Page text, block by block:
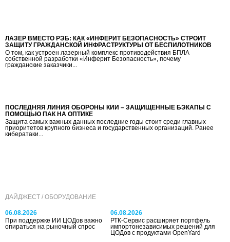
ЛАЗЕР ВМЕСТО РЭБ: КАК «ИНФЕРИТ БЕЗОПАСНОСТЬ» СТРОИТ
ЗАЩИТУ ГРАЖДАНСКОЙ ИНФРАСТРУКТУРЫ ОТ БЕСПИЛОТНИКОВ
О том, как устроен лазерный комплекс противодействия БПЛА
собственной разработки «Инферит Безопасность», почему
гражданские заказчики...
ПОСЛЕДНЯЯ ЛИНИЯ ОБОРОНЫ КИИ – ЗАЩИЩЕННЫЕ БЭКАПЫ С
ПОМОЩЬЮ ПАК НА ОПТИКЕ
Защита самых важных данных последние годы стоит среди главных
приоритетов крупного бизнеса и государственных организаций. Ранее
кибератаки...
ДАЙДЖЕСТ / ОБОРУДОВАНИЕ
06.08.2026
При поддержке ИИ ЦОДов важно
опираться на рыночный спрос
06.08.2026
РТК-Сервис расширяет портфель
импортонезависимых решений для
ЦОДов с продуктами OpenYard